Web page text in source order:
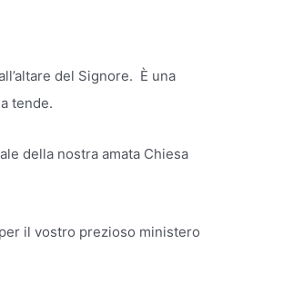
del Signore. È una
tende.
della nostra amata Chiesa
il vostro prezioso ministero